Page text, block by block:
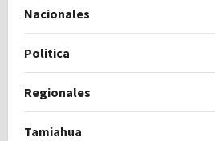
Nacionales
Politica
Regionales
Tamiahua